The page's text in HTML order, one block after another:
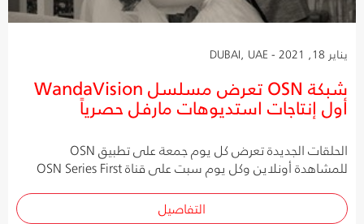
يناير 18, 2021 - DUBAI, UAE
شبكة OSN تعرض مسلسل WandaVision
أول إنتاجات استديوهات مارفل حصرياً
الحلقات الجديدة تعرض كل يوم جمعة على تطبيق OSN
للمشاهدة أونلاين وكل يوم سبت على قناة OSN Series First
التفاصيل